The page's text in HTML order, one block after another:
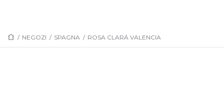
/ NEGOZI / SPAGNA / ROSA CLARÁ VALENCIA